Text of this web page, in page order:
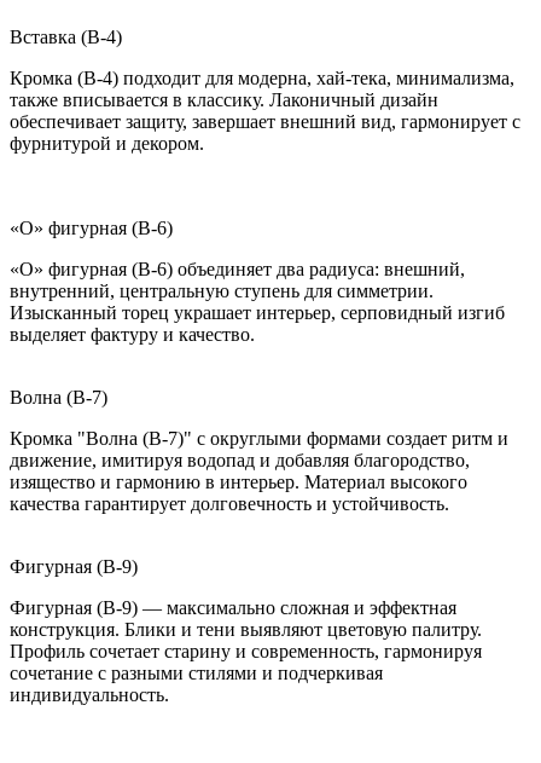
Вставка (B-4)
Кромка (B-4) подходит для модерна, хай-тека, минимализма,
также вписывается в классику. Лаконичный дизайн
обеспечивает защиту, завершает внешний вид, гармонирует с
фурнитурой и декором.
«О» фигурная (B-6)
«О» фигурная (B-6) объединяет два радиуса: внешний,
внутренний, центральную ступень для симметрии.
Изысканный торец украшает интерьер, серповидный изгиб
выделяет фактуру и качество.
Волна (B-7)
Кромка "Волна (B-7)" с округлыми формами создает ритм и
движение, имитируя водопад и добавляя благородство,
изящество и гармонию в интерьер. Материал высокого
качества гарантирует долговечность и устойчивость.
Фигурная (B-9)
Фигурная (B-9) — максимально сложная и эффектная
конструкция. Блики и тени выявляют цветовую палитру.
Профиль сочетает старину и современность, гармонируя
сочетание с разными стилями и подчеркивая
индивидуальность.